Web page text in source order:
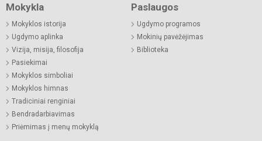
Mokykla
Mokyklos istorija
Ugdymo aplinka
Vizija, misija, filosofija
Pasiekimai
Mokyklos simboliai
Mokyklos himnas
Tradiciniai renginiai
Bendradarbiavimas
Priėmimas į menų mokyklą
Paslaugos
Ugdymo programos
Mokinių pavėžėjimas
Biblioteka